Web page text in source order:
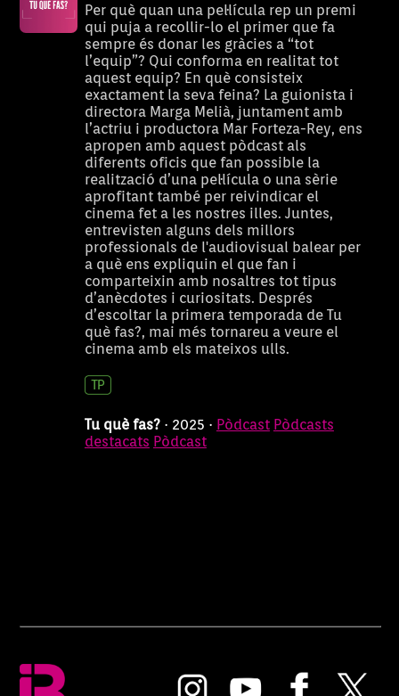
Per què quan una pel·lícula rep un premi
qui puja a recollir-lo el primer que fa
sempre és donar les gràcies a “tot
l’equip”? Qui conforma en realitat tot
aquest equip? En què consisteix
exactament la seva feina? La guionista i
directora Marga Melià, juntament amb
l’actriu i productora Mar Forteza-Rey, ens
apropen amb aquest pòdcast als
diferents oficis que fan possible la
realització d’una pel·lícula o una sèrie
aprofitant també per reivindicar el
cinema fet a les nostres illes. Juntes,
entrevisten alguns dels millors
professionals de l'audiovisual balear per
a què ens expliquin el que fan i
comparteixin amb nosaltres tot tipus
d’anècdotes i curiositats. Després
d’escoltar la primera temporada de Tu
què fas?, mai més tornareu a veure el
cinema amb els mateixos ulls.
Tu què fas? · 2025 · Pòdcast Pòdcasts
destacats Pòdcast